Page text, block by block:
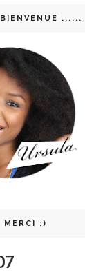
......
MERCI :)